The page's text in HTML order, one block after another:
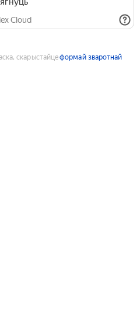
Cloud
скарыстайцеформай зваротнай